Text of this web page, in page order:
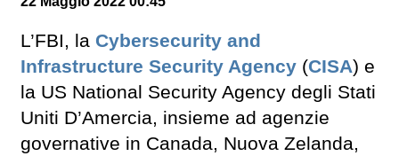
L’FBI, la Cybersecurity and
Infrastructure Security Agency (CISA) e
la US National Security Agency degli Stati
Uniti D’Amercia, insieme ad agenzie
governative in Canada, Nuova Zelanda,